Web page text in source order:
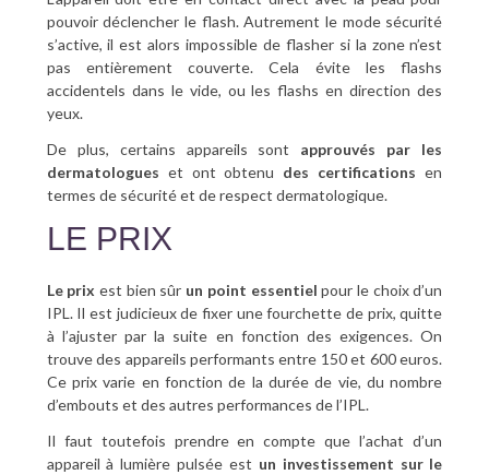
pouvoir déclencher le flash. Autrement le mode sécurité
s’active, il est alors impossible de flasher si la zone n’est
pas entièrement couverte. Cela évite les flashs
accidentels dans le vide, ou les flashs en direction des
yeux.
De plus, certains appareils sont approuvés par les
dermatologues et ont obtenu des certifications en
termes de sécurité et de respect dermatologique.
LE PRIX
Le prix est bien sûr un point essentiel pour le choix d’un
IPL. Il est judicieux de fixer une fourchette de prix, quitte
à l’ajuster par la suite en fonction des exigences. On
trouve des appareils performants entre 150 et 600 euros.
Ce prix varie en fonction de la durée de vie, du nombre
d’embouts et des autres performances de l’IPL.
Il faut toutefois prendre en compte que l’achat d’un
appareil à lumière pulsée est un investissement sur le